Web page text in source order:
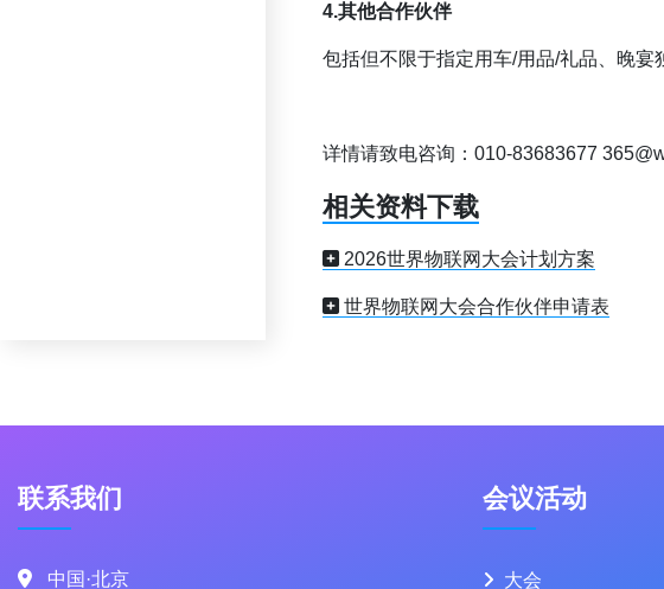
4.其他合作伙伴
包括但不限于指定用车/用品/礼品、晚宴
详情请致电咨询：010-83683677
相关资料下载
2026世界物联网大会计划方案
世界物联网大会合作伙伴申请表
联系我们
中国·北京
会议活动
大会